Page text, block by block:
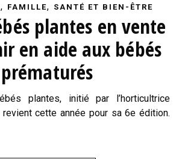
, FAMILLE, SANTÉ ET BIEN-ÊTRE
plantes en vente
en aide aux bébés
prématurés
revient cette année pour sa 6e édition.